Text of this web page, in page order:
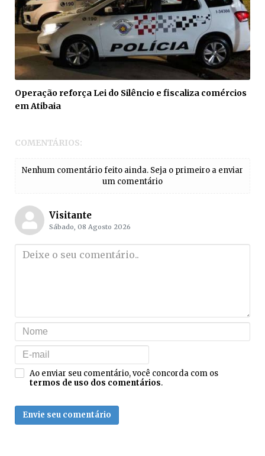
Operação reforça Lei do Silêncio e fiscaliza comércios
em Atibaia
COMENTÁRIOS:
Nenhum comentário feito ainda. Seja o primeiro a enviar
um comentário
Visitante
Sábado, 08 Agosto 2026
Ao enviar seu comentário, você concorda com os
termos de uso dos comentários.
Envie seu comentário